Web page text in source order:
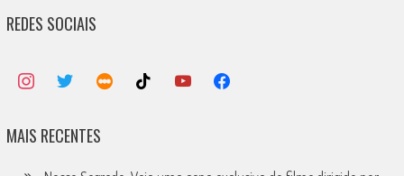
REDES SOCIAIS
MAIS RECENTES